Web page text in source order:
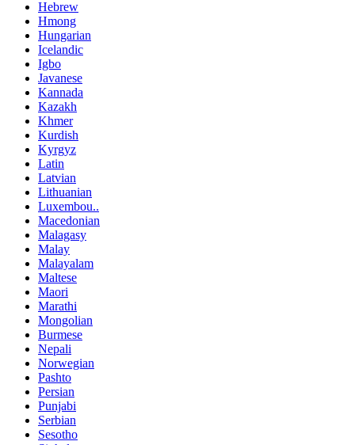
Hebrew
Hmong
Hungarian
Icelandic
Igbo
Javanese
Kannada
Kazakh
Khmer
Kurdish
Kyrgyz
Latin
Latvian
Lithuanian
Luxembou..
Macedonian
Malagasy
Malay
Malayalam
Maltese
Maori
Marathi
Mongolian
Burmese
Nepali
Norwegian
Pashto
Persian
Punjabi
Serbian
Sesotho